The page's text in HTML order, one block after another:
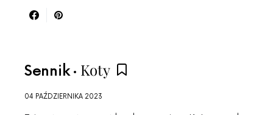
Sennik Koty
04 PAŹDZIERNIKA 2023